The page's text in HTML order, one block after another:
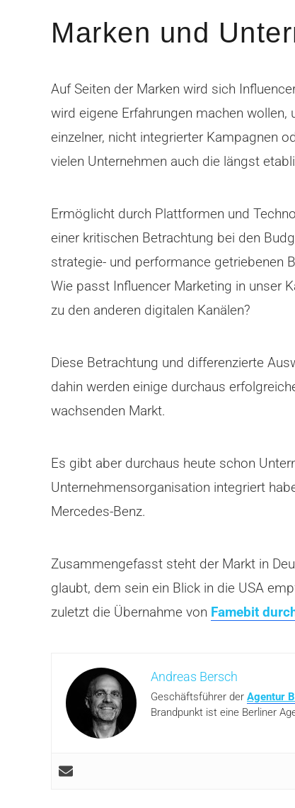
Marken und
Auf Seiten der Marken wird sich
wird eigene Erfahrungen machen
einzelner, nicht integrierter Kampagnen
vielen Unternehmen auch die längst
Ermöglicht durch Plattformen und
einer kritischen Betrachtung bei den
strategie- und performance getriebenen
Wie passt Influencer Marketing in unser
zu den anderen digitalen Kanälen?
Diese Betrachtung und differenzierte
dahin werden einige durchaus
wachsenden Markt.
Es gibt aber durchaus heute schon
Unternehmensorganisation integriert
Mercedes-Benz.
Zusammengefasst steht der Markt in
glaubt, dem sein ein Blick in die USA
zuletzt die Übernahme von Famebit
Andreas Bersch
Geschäftsführer der Agentur
Brandpunkt ist eine Berliner